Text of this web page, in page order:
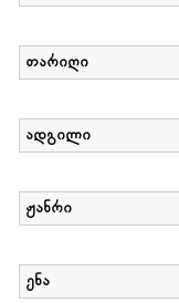
თარიღი
ადგილი
ჟანრი
ენა